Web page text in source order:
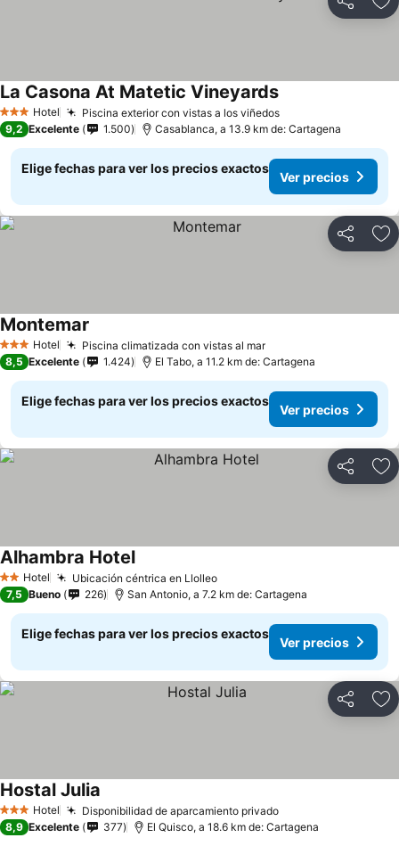
Compartir
3 Estrellas
Hotel Piscina exterior con vistas a los viñedosVer precios
La Casona At Matetic VineyardsVer precios
9,2 Excelente 1.500 Casablanca, a 13.9 km de: Cartagena
Elige fechas para ver los precios exactos
Ver precios
Compartir
3 Estrellas
Hotel Piscina climatizada con vistas al marVer precios
Montemar
8,5 Excelente 1.424 El Tabo, a 11.2 km de: Cartagena
Elige fechas para ver los precios exactos
Ver precios
Compartir
2 Estrellas
Hotel Ubicación céntrica en LlolleoVer precios
Alhambra HotelVer precios
7,5 Bueno 226 San Antonio, a 7.2 km de: Cartagena
Elige fechas para ver los precios exactos
Ver precios
Compartir
3 Estrellas
Hotel Disponibilidad de aparcamiento privadoVer precios
Hostal Julia
8,9 Excelente 377 El Quisco, a 18.6 km de: Cartagena